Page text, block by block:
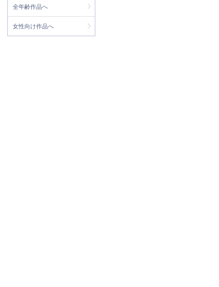
全年齢作品へ
女性向け作品へ